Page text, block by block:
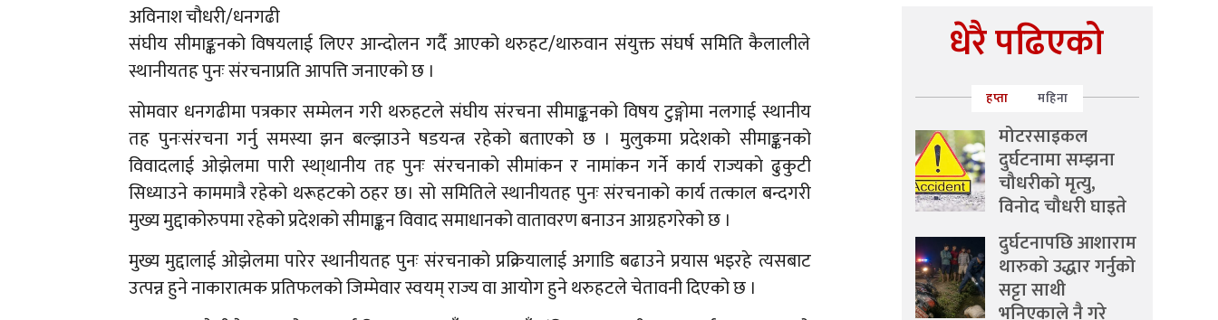
अविनाश चौधरी/धनगढी
संघीय सीमाङ्कनको विषयलाई लिएर आन्दोलन गर्दै आएको थरुहट/थारुवान संयुक्त संघर्ष समिति कैलालीले
स्थानीयतह पुनः संरचनाप्रति आपत्ति जनाएको छ ।
सोमवार धनगढीमा पत्रकार सम्मेलन गरी थरुहटले संघीय संरचना सीमाङ्कनको विषय टुङ्गोमा नलगाई स्थानीय
तह पुनःसंरचना गर्नु समस्या झन बल्झाउने षडयन्त्र रहेको बताएको छ । मुलुकमा प्रदेशको सीमाङ्कनको
विवादलाई ओझेलमा पारी स्था्थानीय तह पुनः संरचनाकाे सीमांकन र नामांकन गर्ने कार्य राज्यकाे ढुकुटी
सिध्याउने काममात्रै रहेकाे थरूहटकाे ठहर छ। सो समितिले स्थानीयतह पुनः संरचनाको कार्य तत्काल बन्दगरी
मुख्य मुद्दाकोरुपमा रहेको प्रदेशको सीमाङ्कन विवाद समाधानको वातावरण बनाउन आग्रहगरेको छ ।
मुख्य मुद्दालाई ओझेलमा पारेर स्थानीयतह पुनः संरचनाको प्रक्रियालाई अगाडि बढाउने प्रयास भइरहे त्यसबाट
उत्पन्न हुने नाकारात्मक प्रतिफलको जिम्मेवार स्वयम् राज्य वा आयोग हुने थरुहटले चेतावनी दिएको छ ।
धेरै पढिएको
हप्ता महिना
मोटरसाइकल
दुर्घटनामा सम्झना
चौधरीको मृत्यु,
विनोद चौधरी घाइते
दुर्घटनापछि आशाराम
थारुको उद्धार गर्नुको
सट्टा साथी
भनिएकाले नै गरे